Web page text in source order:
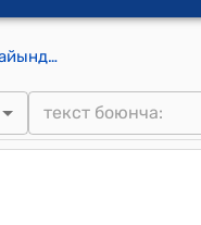
КР Өкмөтүнүн 2014-иылдын 27-февралындагы № 106 "2013-жылдын 27-майында Бишкек шаарында кол коюлган, Кыргыз Республикасынын Өкмөтү менен Тажикстан Республикасынын Өкмөтүнүн ортосундагы Жарандык коргонуу (сактануу), өзгөчө кырдаалдардын алдын алуу жана кесепеттерин жоюу тармагында кызматташуу жөнүндө макулдашууну ратификациялоо тууралуу" Кыргыз Республикасынын Мыйзам долбоору жөнүндө" токтому